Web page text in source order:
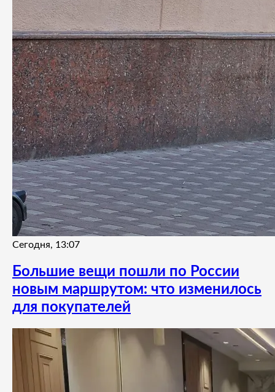
Сегодня, 13:07
Большие вещи пошли по России
новым маршрутом: что изменилось
для покупателей